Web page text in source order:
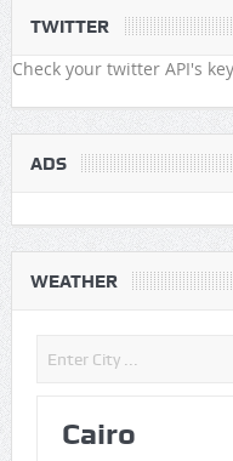
TWITTER
Check your twitter API's
ADS
WEATHER
Cairo